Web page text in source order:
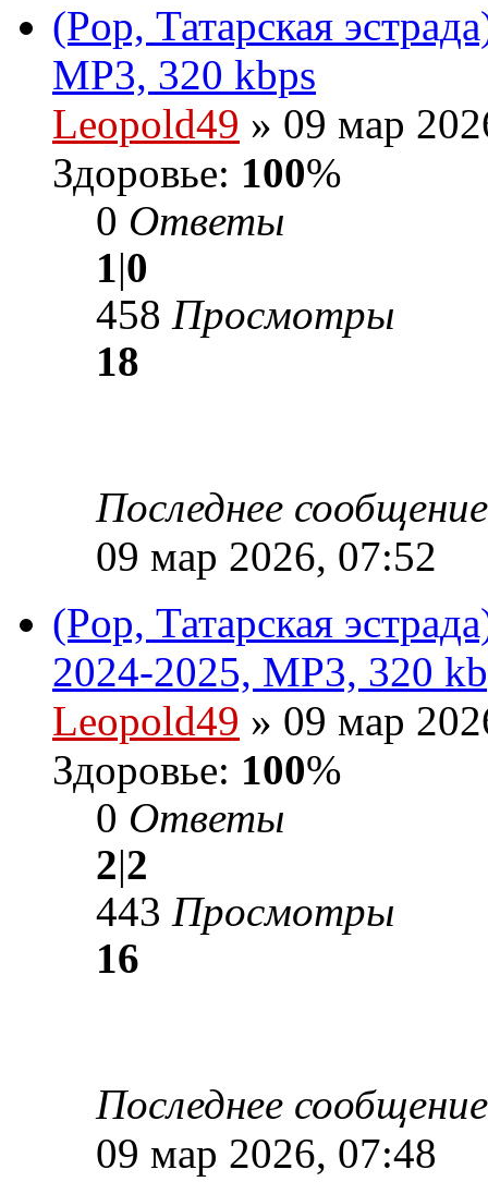
(Pop, Татарская
MP3, 320 kbps
Leopold49 » 09 мар
Здоровье: 100%
0 Ответы
1|0
458 Просмотры
18
Последнее
09 мар 2026, 07:52
(Pop, Татарская
2024-2025, MP3, 320
Leopold49 » 09 мар
Здоровье: 100%
0 Ответы
2|2
443 Просмотры
16
Последнее
09 мар 2026, 07:48